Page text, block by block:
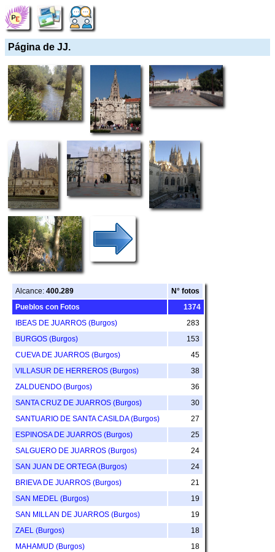
Página de JJ.
Alcance: 400.289
N° fotos
Pueblos con Fotos
1374
IBEAS DE JUARROS (Burgos)
283
BURGOS (Burgos)
153
CUEVA DE JUARROS (Burgos)
45
VILLASUR DE HERREROS (Burgos)
38
ZALDUENDO (Burgos)
36
SANTA CRUZ DE JUARROS (Burgos)
30
SANTUARIO DE SANTA CASILDA (Burgos)
27
ESPINOSA DE JUARROS (Burgos)
25
SALGUERO DE JUARROS (Burgos)
24
SAN JUAN DE ORTEGA (Burgos)
24
BRIEVA DE JUARROS (Burgos)
21
SAN MEDEL (Burgos)
19
SAN MILLAN DE JUARROS (Burgos)
19
ZAEL (Burgos)
18
MAHAMUD (Burgos)
18